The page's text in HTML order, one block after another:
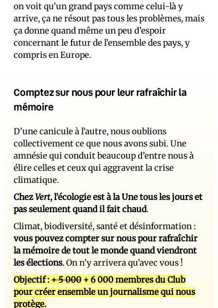
on voit qu’un grand pays comme celui-là y
arrive, ça ne résout pas tous les problèmes, mais
ça donne quand même un peu d’espoir
concernant le futur de l’ensemble des pays, y
compris en Europe.
Comptez sur nous pour leur rafraîchir la
mémoire
D’une canicule à l’autre, nous oublions
collectivement ce que nous avons subi. Une
amnésie qui conduit beaucoup d’entre nous à
élire celles et ceux qui aggravent la crise
climatique.
ChezVert, l’écologie est à la Une tous les jours et
pas seulement quand il fait chaud.
Climat, biodiversité, santé et désinformation :
vous pouvez compter sur nous pour rafraîchir
la mémoire de tout le monde quand viendront
les élections. On n’y arrivera qu’avec vous !
Objectif :+ 5 000 + 6 000 membres du Club
pour créer ensemble un journalisme qui nous
protège.